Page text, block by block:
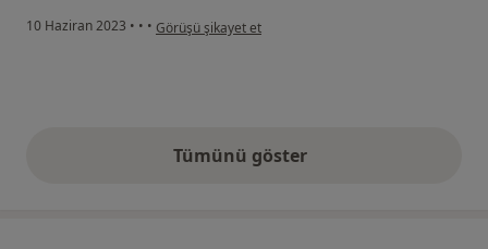
10 Haziran 2023 • • • kullanıcının görüşüne göre d....e
Görüşü şikayet et
Tümünü gösteryukarıdaki görüşler